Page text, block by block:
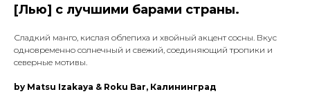
[Лью] с лучшими барами страны.
Сладкий манго, кислая облепиха и хвойный акцент сосны. Вкус
одновременно солнечный и свежий, соединяющий тропики и
северные мотивы.
by Matsu Izakaya & Roku Bar, Калининград